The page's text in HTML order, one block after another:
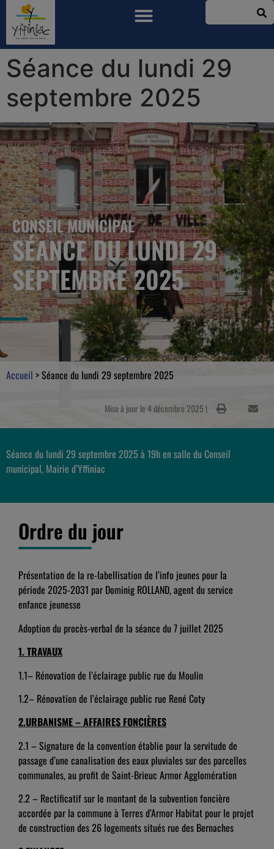
Séance du lundi 29
septembre 2025
CONSEIL MUNICIPAL
SÉANCE DU LUNDI 29
SEPTEMBRE 2025
Accueil >Séance du lundi 29 septembre 2025
Mise à jour le 4 décembre 2025 |
Séance du lundi 29 septembre 2025 à 19h en salle du Conseil
municipal, Mairie d’Yffiniac
Ordre du jour
Présentation de la re-labellisation de l’info jeunes pour la
période 2025-2031 par Dominig ROLLAND, agent du service
enfance jeunesse
Adoption du procès-verbal de la séance du 7 juillet 2025
1.TRAVAUX
1.1– Rénovation de l’éclairage public rue du Moulin
1.2– Rénovation de l’éclairage public rue René Coty
2.URBANISME – AFFAIRES FONCIÈRES
2.1 – Signature de la convention établie pour la servitude de
passage d’une canalisation des eaux pluviales sur des parcelles
communales, au profit de Saint-Brieuc Armor Agglomération
2.2 – Rectificatif sur le montant de la subvention foncière
accordée par la commune à Terres d’Armor Habitat pour le projet
de construction des 26 logements situés rue des Bernaches